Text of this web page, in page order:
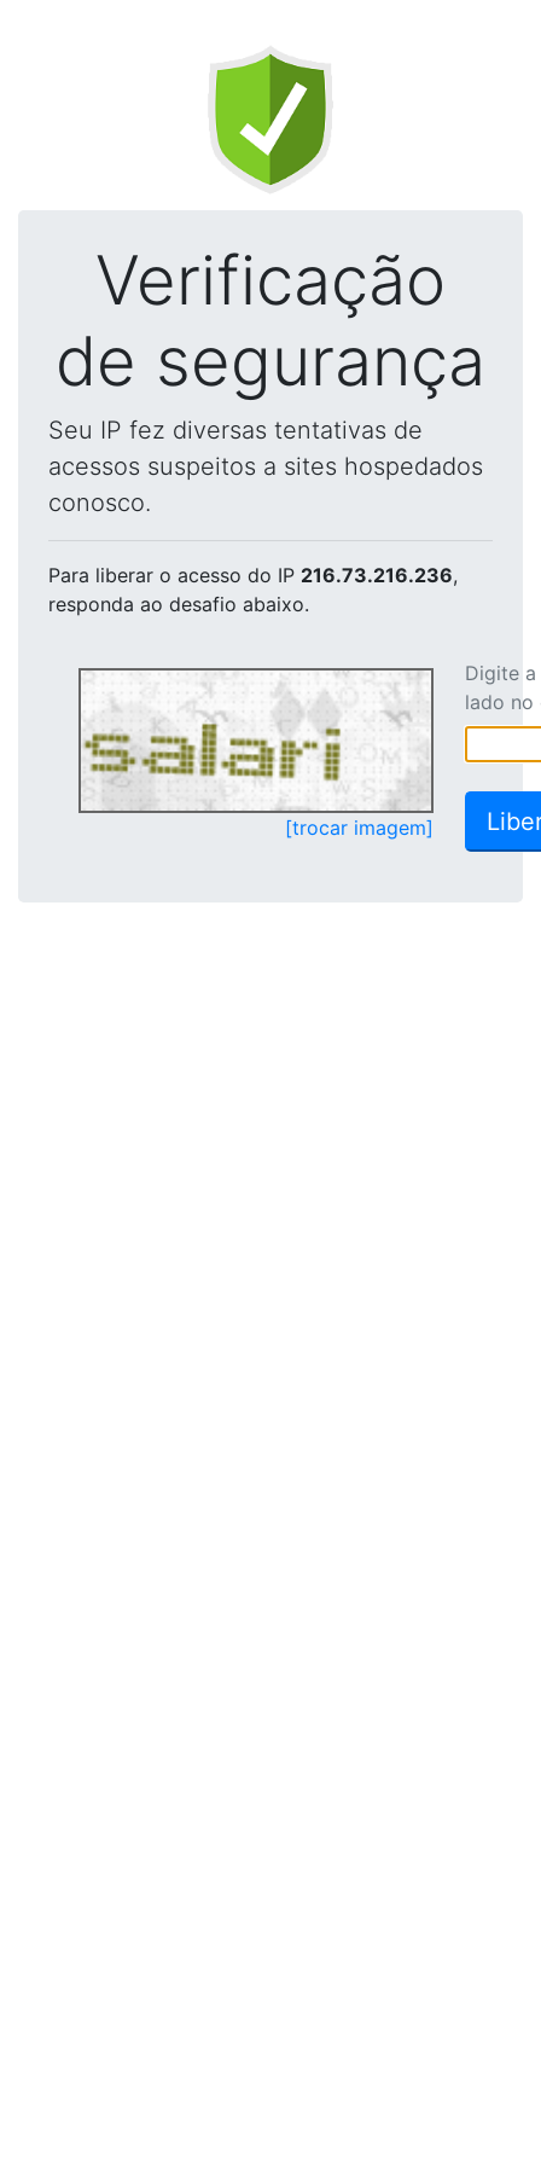
Verificação
de segurança
Seu IP fez diversas tentativas de
acessos suspeitos a sites hospedados
conosco.
Para liberar o acesso do IP 216.73.216.236,
responda ao desafio abaixo.
[trocar imagem]
Digite
lado no